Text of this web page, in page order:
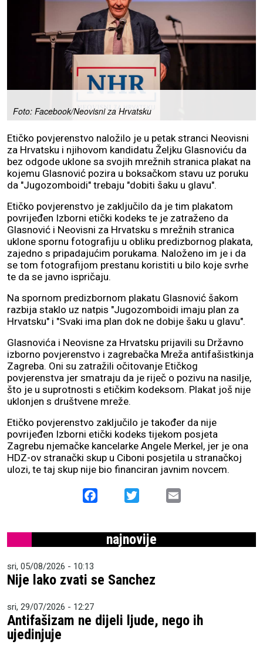
Foto: Facebook/Neovisni za Hrvatsku
Etičko povjerenstvo naložilo je u petak stranci Neovisni
za Hrvatsku i njihovom kandidatu Željku Glasnoviću da
bez odgode uklone sa svojih mrežnih stranica plakat na
kojemu Glasnović pozira u boksačkom stavu uz poruku
da "Jugozomboidi" trebaju "dobiti šaku u glavu".
Etičko povjerenstvo je zaključilo da je tim plakatom
povrijeđen Izborni etički kodeks te je zatraženo da
Glasnović i Neovisni za Hrvatsku s mrežnih stranica
uklone spornu fotografiju u obliku predizbornog plakata,
zajedno s pripadajućim porukama. Naloženo im je i da
se tom fotografijom prestanu koristiti u bilo koje svrhe
te da se javno ispričaju.
Na spornom predizbornom plakatu Glasnović šakom
razbija staklo uz natpis "Jugozomboidi imaju plan za
Hrvatsku" i "Svaki ima plan dok ne dobije šaku u glavu".
Glasnovića i Neovisne za Hrvatsku prijavili su Državno
izborno povjerenstvo i zagrebačka Mreža antifašistkinja
Zagreba. Oni su zatražili očitovanje Etičkog
povjerenstva jer smatraju da je riječ o pozivu na nasilje,
što je u suprotnosti s etičkim kodeksom. Plakat još nije
uklonjen s društvene mreže.
Etičko povjerenstvo zaključilo je također da nije
povrijeđen Izborni etički kodeks tijekom posjeta
Zagrebu njemačke kancelarke Angele Merkel, jer je ona
HDZ-ov stranački skup u Ciboni posjetila u stranačkoj
ulozi, te taj skup nije bio financiran javnim novcem.
Facebook
najnovije
sri, 05/08/2026 - 10:13
Nije lako zvati se Sanchez
sri, 29/07/2026 - 12:27
Antifašizam ne dijeli ljude, nego ih
ujedinjuje